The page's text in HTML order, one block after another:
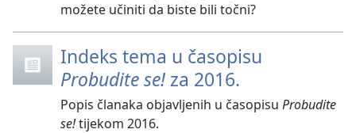
možete učiniti da biste bili točni?
Indeks tema u časopisu
Probudite se!za 2016.
Popis članaka objavljenih u časopisu Probudite
se!tijekom 2016.